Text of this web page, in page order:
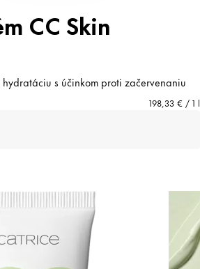
CC Skin
s účinkom proti začervenaniu
198,33 € / 1 l